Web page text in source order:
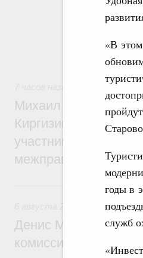
«В
годы в
служб
В
числе
рынка.
Евразийский
Михаил Мишустин
Киргизии Садыра
участников
Общие
Денис Мантуров
комиссии по